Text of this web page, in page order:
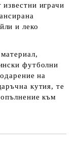
играчи
и леко
футболни
на
кутия, те
към